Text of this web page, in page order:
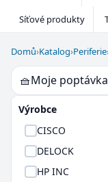
Síťové produkty
Domů›Katalog›Periferie
🧺Moje poptávka
Výrobce
CISCO
DELOCK
HP INC